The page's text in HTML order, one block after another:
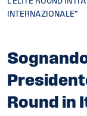
INTERNAZIONALE”
Round in